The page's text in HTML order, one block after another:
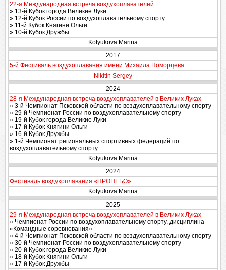
22-я Международная встреча воздухоплавателей
» 13-й Кубок города Великие Луки
» 12-й Кубок России по воздухоплавательному спорту
» 11-й Кубок Княгини Ольги
» 10-й Кубок Дружбы
Kotyukova Marina
2017
5-й Фестиваль воздухоплавания имени Михаила Поморцева
Nikitin Sergey
2024
28-я Международная встреча воздухоплавателей в Великих Луках
» 3-й Чемпионат Псковской области по воздухоплавательному спорту
» 29-й Чемпионат России по воздухоплавательному спорту
» 19-й Кубок города Великие Луки
» 17-й Кубок Княгини Ольги
» 16-й Кубок Дружбы
» 1-й Чемпионат региональных спортивных федераций по
воздухоплавательному спорту
Kotyukova Marina
2024
Фестиваль воздухоплавания «ПРОНЕБО»
Kotyukova Marina
2025
29-я Международная встреча воздухоплавателей в Великих Луках
» Чемпионат России по воздухоплавательному спорту, дисциплина
«Командные соревнования»
» 4-й Чемпионат Псковской области по воздухоплавательному спорту
» 30-й Чемпионат России по воздухоплавательному спорту
» 20-й Кубок города Великие Луки
» 18-й Кубок Княгини Ольги
» 17-й Кубок Дружбы